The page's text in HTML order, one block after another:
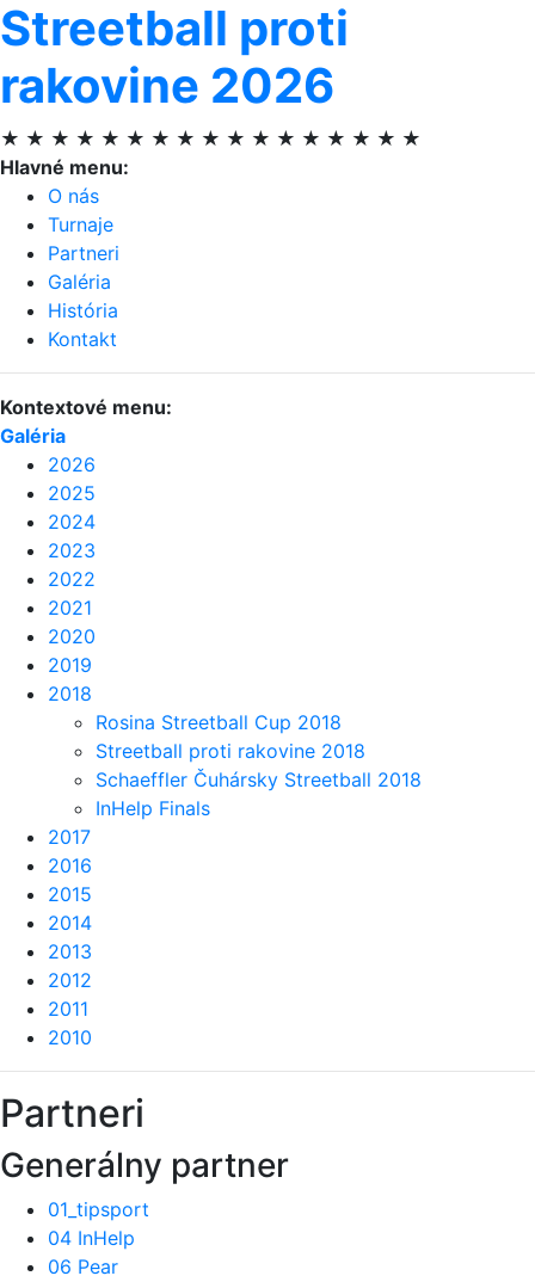
Streetball proti
rakovine 2026
★ ★ ★ ★ ★ ★ ★ ★ ★ ★ ★ ★ ★ ★ ★ ★ ★
Hlavné menu:
O nás
Turnaje
Partneri
Galéria
História
Kontakt
Kontextové menu:
Galéria
2026
2025
2024
2023
2022
2021
2020
2019
2018
Rosina Streetball Cup 2018
Streetball proti rakovine 2018
Schaeffler Čuhársky Streetball 2018
InHelp Finals
2017
2016
2015
2014
2013
2012
2011
2010
Partneri
Generálny partner
01_tipsport
04 InHelp
06 Pear